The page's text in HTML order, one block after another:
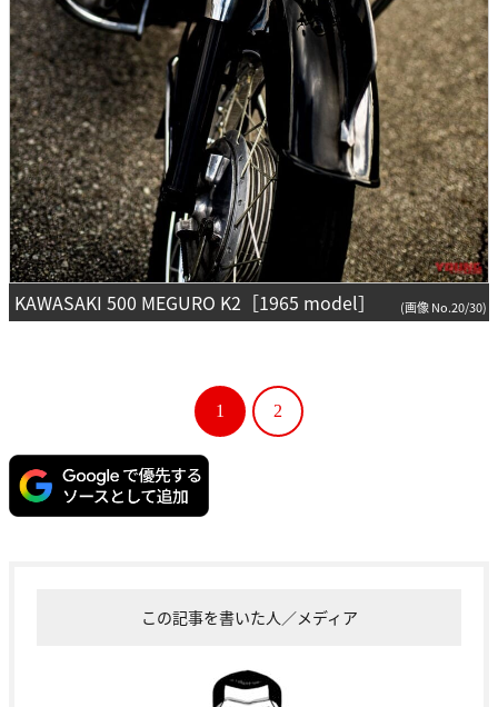
KAWASAKI 500 MEGURO K2［1965 model］ (画像 No.20/30)
1 2
この記事を書いた人／メディア